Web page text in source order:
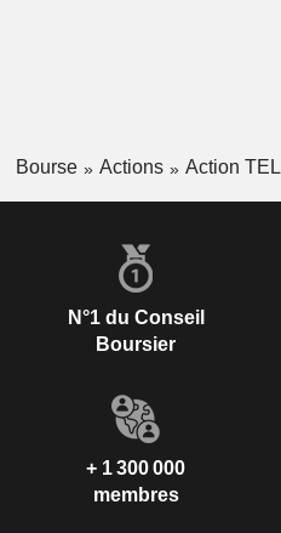
Bourse Actions Action TEL
N°1 du Conseil
Boursier
+ 1 300 000
membres